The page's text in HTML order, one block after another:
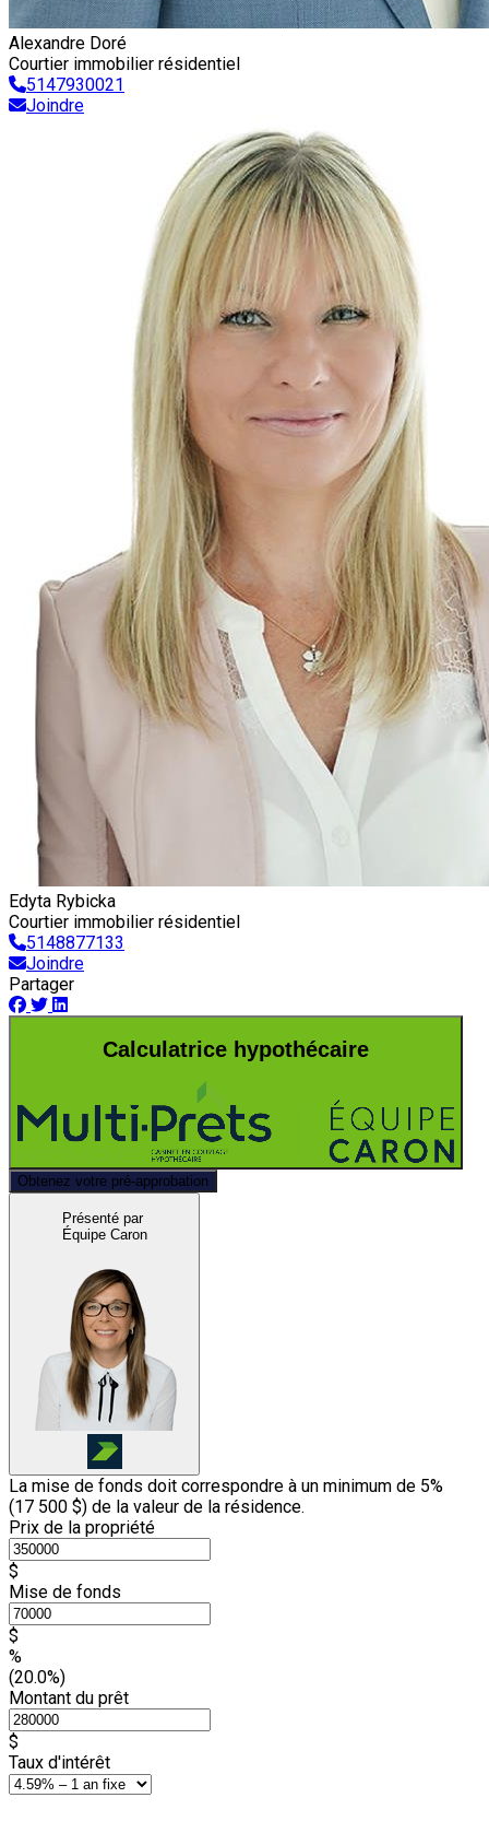
Alexandre Doré
Courtier immobilier résidentiel
5147930021
Joindre
Edyta Rybicka
Courtier immobilier résidentiel
5148877133
Joindre
Partager
Calculatrice hypothécaire
Obtenez votre pré-approbation
Présenté par
Équipe Caron
La mise de fonds doit correspondre à un minimum de 5%
(17 500 $) de la valeur de la résidence.
Prix de la propriété
$
Mise de fonds
$
%
(20.0%)
Montant du prêt
$
Taux d'intérêt